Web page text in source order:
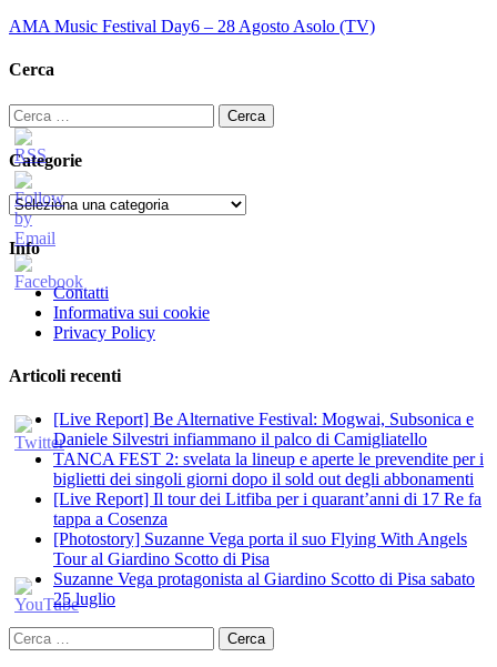
AMA Music Festival Day6 – 28 Agosto Asolo (TV)
Cerca
Ricerca
per:
Categorie
Categorie
Info
Contatti
Informativa sui cookie
Privacy Policy
Articoli recenti
[Live Report] Be Alternative Festival: Mogwai, Subsonica e
Daniele Silvestri infiammano il palco di Camigliatello
TANCA FEST 2: svelata la lineup e aperte le prevendite per i
biglietti dei singoli giorni dopo il sold out degli abbonamenti
[Live Report] Il tour dei Litfiba per i quarant’anni di 17 Re fa
tappa a Cosenza
[Photostory] Suzanne Vega porta il suo Flying With Angels
Tour al Giardino Scotto di Pisa
Suzanne Vega protagonista al Giardino Scotto di Pisa sabato
25 luglio
Ricerca
per: